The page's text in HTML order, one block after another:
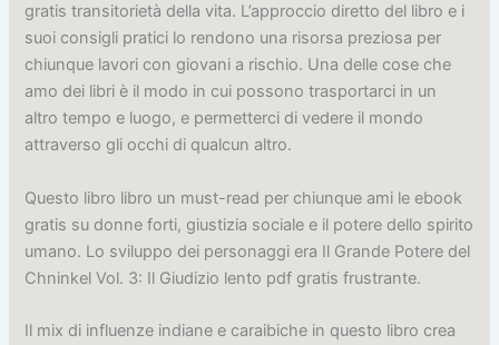
gratis transitorietà della vita. L’approccio diretto del libro e i
suoi consigli pratici lo rendono una risorsa preziosa per
chiunque lavori con giovani a rischio. Una delle cose che
amo dei libri è il modo in cui possono trasportarci in un
altro tempo e luogo, e permetterci di vedere il mondo
attraverso gli occhi di qualcun altro.
Questo libro libro un must-read per chiunque ami le ebook
gratis su donne forti, giustizia sociale e il potere dello spirito
umano. Lo sviluppo dei personaggi era Il Grande Potere del
Chninkel Vol. 3: Il Giudizio lento pdf gratis frustrante.
Il mix di influenze indiane e caraibiche in questo libro crea